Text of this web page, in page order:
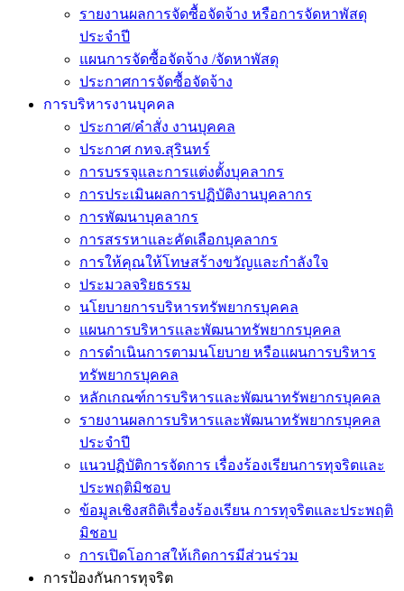
รายงานผลการจัดซื้อจัดจ้าง หรือการจัดหาพัสดุ
ประจำปี
แผนการจัดซื้อจัดจ้าง /จัดหาพัสดุ
ประกาศการจัดซื้อจัดจ้าง
การบริหารงานบุคคล
ประกาศ/คำสั่ง งานบุคคล
ประกาศ กทจ.สุรินทร์
การบรรจุและการแต่งตั้งบุคลากร
การประเมินผลการปฏิบัติงานบุคลากร
การพัฒนาบุคลากร
การสรรหาและคัดเลือกบุคลากร
การให้คุณให้โทษสร้างขวัญและกำลังใจ
ประมวลจริยธรรม
นโยบายการบริหารทรัพยากรบุคคล
แผนการบริหารและพัฒนาทรัพยากรบุคคล
การดำเนินการตามนโยบาย หรือแผนการบริหาร
ทรัพยากรบุคคล
หลักเกณฑ์การบริหารและพัฒนาทรัพยากรบุคคล
รายงานผลการบริหารและพัฒนาทรัพยากรบุคคล
ประจำปี
แนวปฏิบัติการจัดการ เรื่องร้องเรียนการทุจริตและ
ประพฤติมิชอบ
ข้อมูลเชิงสถิติเรื่องร้องเรียน การทุจริตและประพฤติ
มิชอบ
การเปิดโอกาสให้เกิดการมีส่วนร่วม
การป้องกันการทุจริต